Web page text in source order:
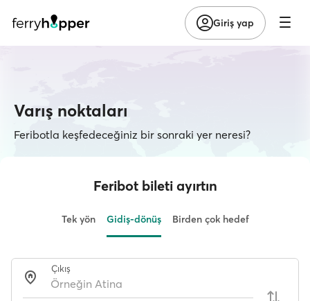
Giriş yap
Varış noktaları
Feribotla keşfedeceğiniz bir sonraki yer neresi?
Feribot bileti ayırtın
Tek yön Gidiş-dönüş Birden çok hedef
Çıkış